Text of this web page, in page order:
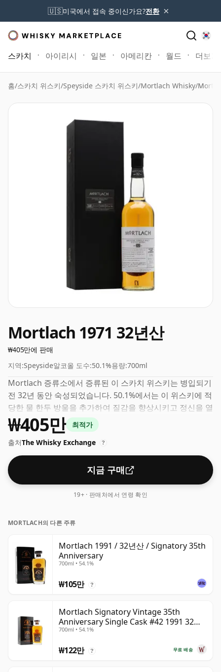
🇺🇸미국에서 접속 중이신가요?전환 ×
스카치 아이리시 일본 아메리칸 월드 더보기
홈/스카치 위스키/Speyside 스카치 위스키/Mortlach Whisky/
Mortlach 1971 32년산
₩405만에 판매
지역:Speyside알코올 도수:50.1%용량:700ml
Mortlach 증류소에서 증류된 이 스카치 위스키는 병입되기
전 32년 동안 숙성되었습니다. 50.1%에서는 이 위스키에 적
당한 물 한두 방울을 추가하여 질감을 향상시키고 정신을 열
수 있습니다.
₩405만
최적가
출처The Whisky Exchange ?
지금 구매
19+ · 판매처에서 연령 확인
MORTLACH의 다른 주류
Mortlach 1991 / 32년산 / Signatory 35th
Anniversary
700ml • 54.1%
₩105만 ?
Mortlach Signatory Vintage 35th
Anniversary Single Cask #42 1991 32년
산
700ml • 54.1%
무료 배송
₩122만 ?